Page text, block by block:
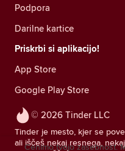
© 2026 Tinder LLC
Tinder je mesto, kjer se
ali iščeš nekaj resnega,
Podpora
Darilne kartice
Priskrbi si aplikacijo!
App Store
Google Play Store
Cenimo tvojo zasebnost.